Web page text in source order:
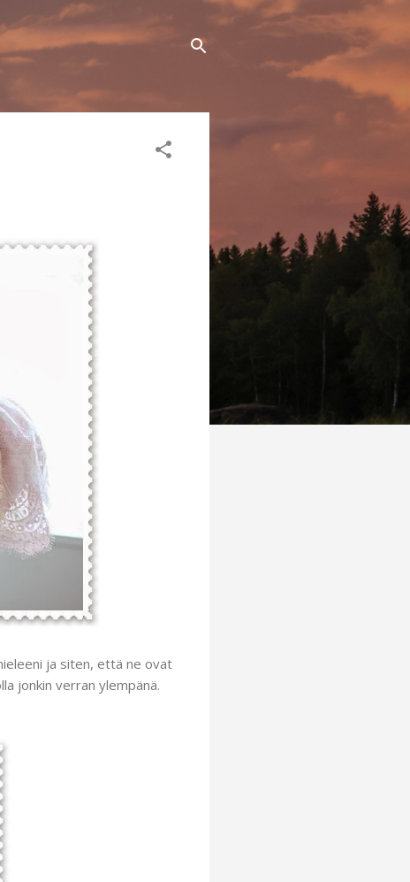
ja siten, että ne ovat
jonkin verran ylempänä.